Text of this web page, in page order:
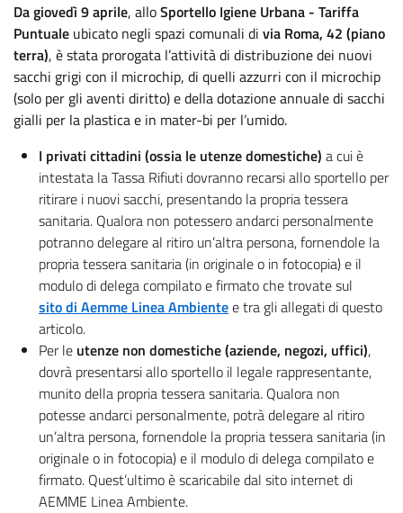
Da giovedì 9 aprile, alloSportello Igiene Urbana - Tariffa
Puntuale ubicato negli spazi comunali di via Roma, 42 (piano
terra), è stata prorogata l’attività di distribuzione dei nuovi
sacchi grigi con il microchip, di quelli azzurri con il microchip
(solo per gli aventi diritto) e della dotazione annuale di sacchi
gialli per la plastica e in mater-bi per l’umido.
I privati cittadini (ossia le utenze domestiche) a cui è
intestata la Tassa Rifiuti dovranno recarsi allo sportello per
ritirare i nuovi sacchi, presentando la propria tessera
sanitaria. Qualora non potessero andarci personalmente
potranno delegare al ritiro un’altra persona, fornendole la
propria tessera sanitaria (in originale o in fotocopia) e il
modulo di delega compilato e firmato che trovate sul
sito di Aemme Linea Ambientee tra gli allegati di questo
articolo.
Per le utenze non domestiche (aziende, negozi, uffici),
dovrà presentarsi allo sportello il legale rappresentante,
munito della propria tessera sanitaria. Qualora non
potesse andarci personalmente, potrà delegare al ritiro
un’altra persona, fornendole la propria tessera sanitaria (in
originale o in fotocopia) e il modulo di delega compilato e
firmato. Quest’ultimo è scaricabile dal sito internet di
AEMME Linea Ambiente.